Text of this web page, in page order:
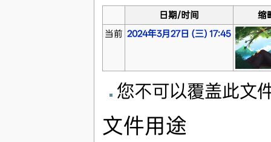
日期/时间
缩
当前 2024年3月27日 (三) 17:45
您不可以覆盖此文
文件用途